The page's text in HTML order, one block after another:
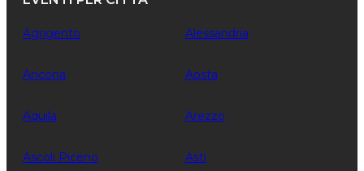
Agrigento Alessandria
Ancona Aosta
Aquila Arezzo
Ascoli Piceno Asti